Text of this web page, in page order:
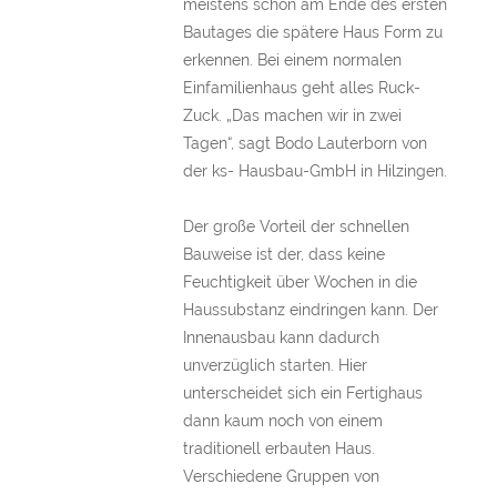
meistens schon am Ende des ersten
Bautages die spätere Haus Form zu
erkennen. Bei einem normalen
Einfamilienhaus geht alles Ruck-
Zuck. „Das machen wir in zwei
Tagen“, sagt Bodo Lauterborn von
der ks- Hausbau-GmbH in Hilzingen.
Der große Vorteil der schnellen
Bauweise ist der, dass keine
Feuchtigkeit über Wochen in die
Haussubstanz eindringen kann. Der
Innenausbau kann dadurch
unverzüglich starten. Hier
unterscheidet sich ein Fertighaus
dann kaum noch von einem
traditionell erbauten Haus.
Verschiedene Gruppen von